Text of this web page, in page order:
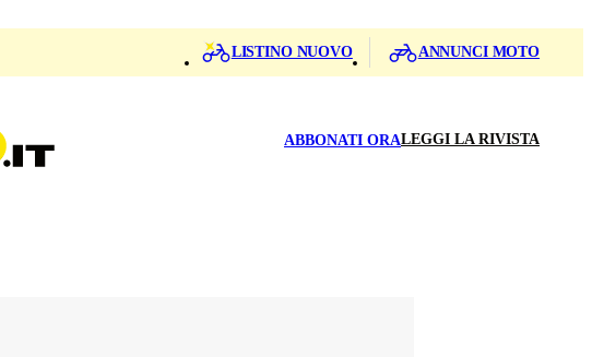
LISTINO NUOVO ANNUNCI MOTO
ABBONATI ORALEGGI LA RIVISTA